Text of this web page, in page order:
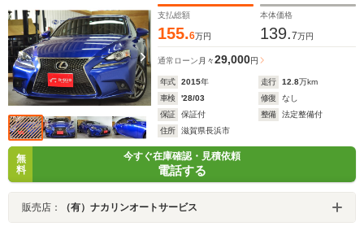
支払総額
155.6万円
本体価格
139.7万円
通常ローン 月々29,000円
年式 2015年 走行 12.8万km
車検
'28/03 修復
なし
保証
保証付 整備
法定整備付
住所
滋賀県長浜市
無
料
今すぐ在庫確認・見積依頼
電話する
販売店： （有）ナカリンオートサービス